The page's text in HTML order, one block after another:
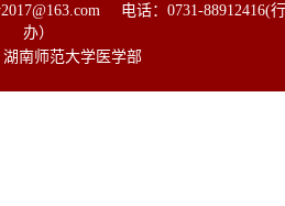
电话：0731-88912416(
办）
湖南师范大学医学部